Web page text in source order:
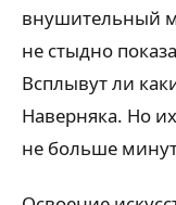
внушительный
не стыдно
Всплывут ли
Наверняка. Но
не больше